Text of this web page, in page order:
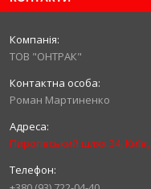
ТОВ "ОНТРАК"
Роман Мартиненко
Пирогівський шлях 34,